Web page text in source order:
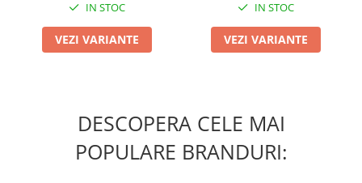
IN STOC
VEZI VARIANTE
IN STOC
VEZI VARIANTE
DESCOPERA CELE MAI
POPULARE BRANDURI: